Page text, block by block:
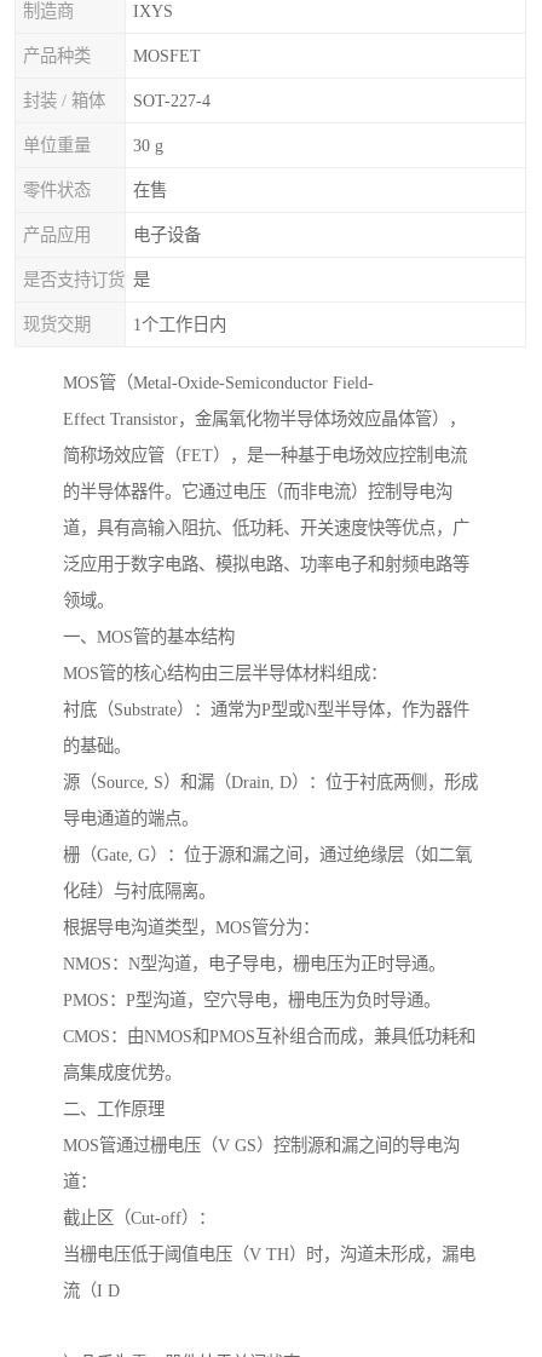
制造商 IXYS
产品种类 MOSFET
封装 / 箱体 SOT-227-4
单位重量 30 g
零件状态 在售
产品应用 电子设备
是否支持订货 是
现货交期 1个工作日内
MOS管（Metal-Oxide-Semiconductor Field-
Effect Transistor，金属氧化物半导体场效应晶体管），
简称场效应管（FET），是一种基于电场效应控制电流
的半导体器件。它通过电压（而非电流）控制导电沟
道，具有高输入阻抗、低功耗、开关速度快等优点，广
泛应用于数字电路、模拟电路、功率电子和射频电路等
领域。
一、MOS管的基本结构
MOS管的核心结构由三层半导体材料组成：
衬底（Substrate）：通常为P型或N型半导体，作为器件
的基础。
源（Source, S）和漏（Drain, D）：位于衬底两侧，形成
导电通道的端点。
栅（Gate, G）：位于源和漏之间，通过绝缘层（如二氧
化硅）与衬底隔离。
根据导电沟道类型，MOS管分为：
NMOS：N型沟道，电子导电，栅电压为正时导通。
PMOS：P型沟道，空穴导电，栅电压为负时导通。
CMOS：由NMOS和PMOS互补组合而成，兼具低功耗和
高集成度优势。
二、工作原理
MOS管通过栅电压（V GS）控制源和漏之间的导电沟
道：
截止区（Cut-off）：
当栅电压低于阈值电压（V TH）时，沟道未形成，漏电
流（I D